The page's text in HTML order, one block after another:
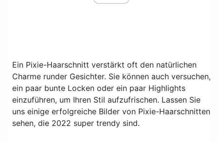
Ein Pixie-Haarschnitt verstärkt oft den natürlichen
Charme runder Gesichter. Sie können auch versuchen,
ein paar bunte Locken oder ein paar Highlights
einzuführen, um Ihren Stil aufzufrischen. Lassen Sie
uns einige erfolgreiche Bilder von Pixie-Haarschnitten
sehen, die 2022 super trendy sind.